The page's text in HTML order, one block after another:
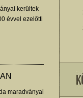
kerültek
évvel ezelőtti
maradványai